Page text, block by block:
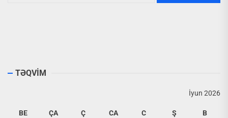
TƏQVİM
İyun 2026
BE ÇA Ç CA C Ş B